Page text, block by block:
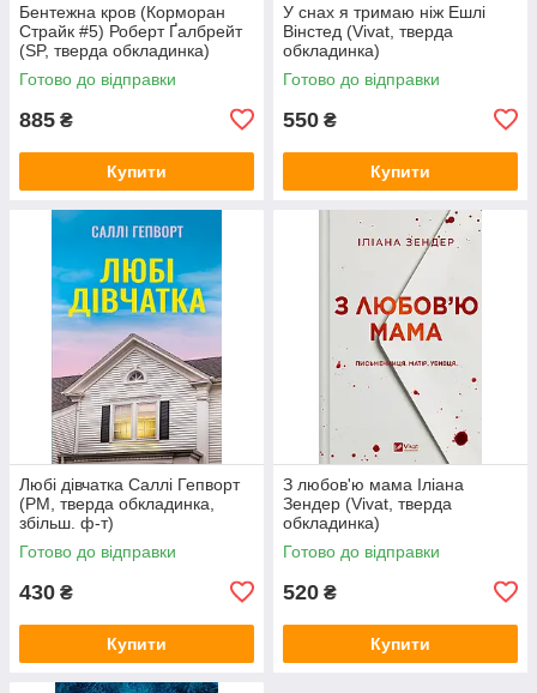
Бентежна кров (Корморан
Страйк #5) Роберт Ґалбрейт
(SP, тверда обкладинка)
Готово до відправки
885 ₴
Купити
У снах я тримаю ніж Ешлі
Вінстед (Vivat, тверда
обкладинка)
Готово до відправки
550 ₴
Купити
Любі дівчатка Саллі Гепворт
(РМ, тверда обкладинка,
збільш. ф-т)
Готово до відправки
430 ₴
Купити
З любов'ю мама Іліана
Зендер (Vivat, тверда
обкладинка)
Готово до відправки
520 ₴
Купити